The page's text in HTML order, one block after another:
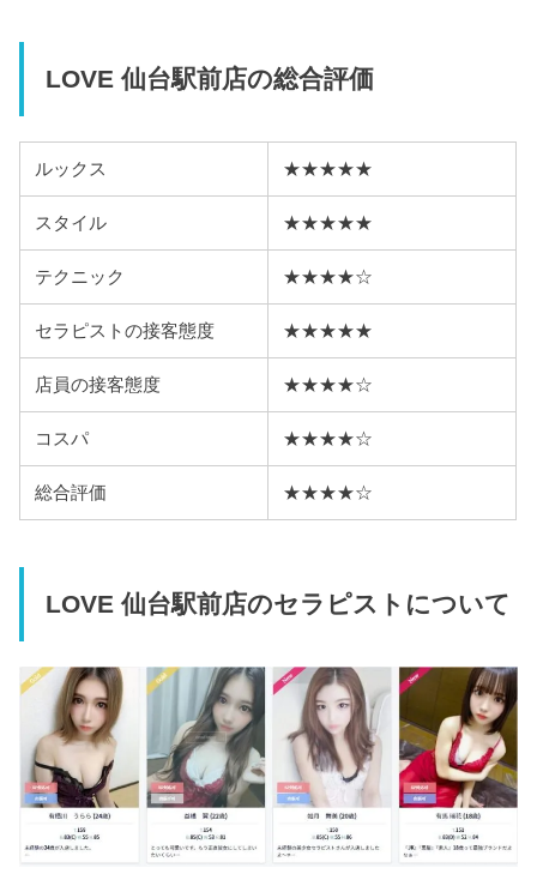
LOVE 仙台駅前店の総合評価
ルックス ★★★★★
スタイル ★★★★★
テクニック ★★★★☆
セラピストの接客態度 ★★★★★
店員の接客態度 ★★★★☆
コスパ ★★★★☆
総合評価 ★★★★☆
LOVE 仙台駅前店のセラピストについて